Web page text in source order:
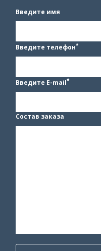
Введите имя
Введите телефон*
Введите E-mail*
Состав заказа